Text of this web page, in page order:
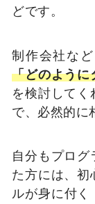
どです。
制作会社な
「どのように
を検討して
で、必然的に
自分もプログ
た方には、初
ルが身に付